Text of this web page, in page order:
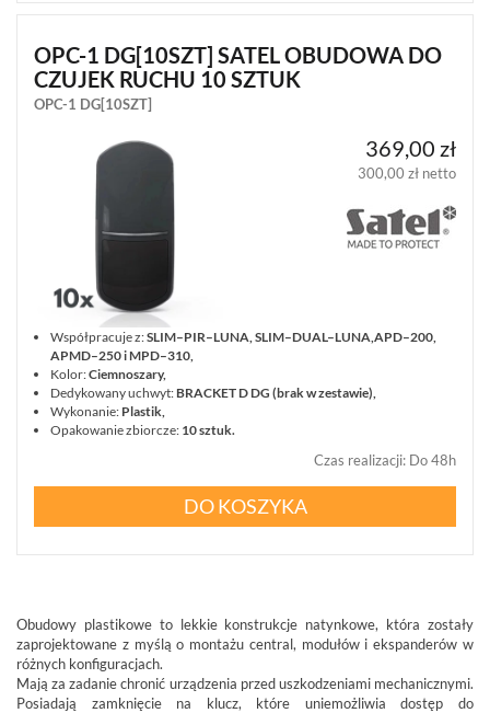
OPC-1 DG[10SZT] SATEL OBUDOWA DO
CZUJEK RUCHU 10 SZTUK
OPC-1 DG[10SZT]
369,00 zł
300,00 zł netto
Współpracuje z:SLIM–PIR–LUNA, SLIM–DUAL–LUNA,APD–200,
APMD–250 i MPD–310,
Kolor:Ciemnoszary,
Dedykowany uchwyt:BRACKET D DG (brak w zestawie),
Wykonanie: Plastik,
Opakowanie zbiorcze: 10 sztuk.
Czas realizacji: Do 48h
DO KOSZYKA
Obudowy plastikowe to lekkie konstrukcje natynkowe, która zostały
zaprojektowane z myślą o montażu central, modułów i ekspanderów w
różnych konfiguracjach.
Mają za zadanie chronić urządzenia przed uszkodzeniami mechanicznymi.
Posiadają zamknięcie na klucz, które uniemożliwia dostęp do